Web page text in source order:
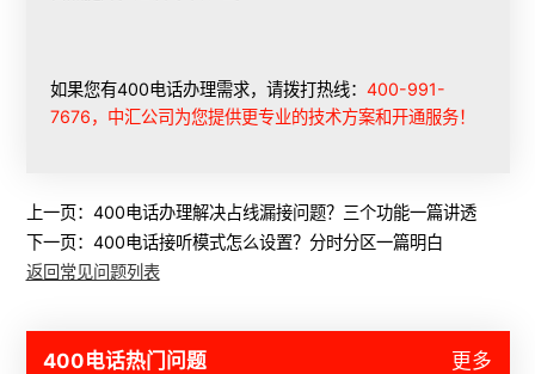
如果您有400电话办理需求，请拨打热线：400-991-
7676，中汇公司为您提供更专业的技术方案和开通服务！
上一页： 400电话办理解决占线漏接问题？三个功能一篇讲透
下一页： 400电话接听模式怎么设置？分时分区一篇明白
返回常见问题列表
400电话热门问题 更多